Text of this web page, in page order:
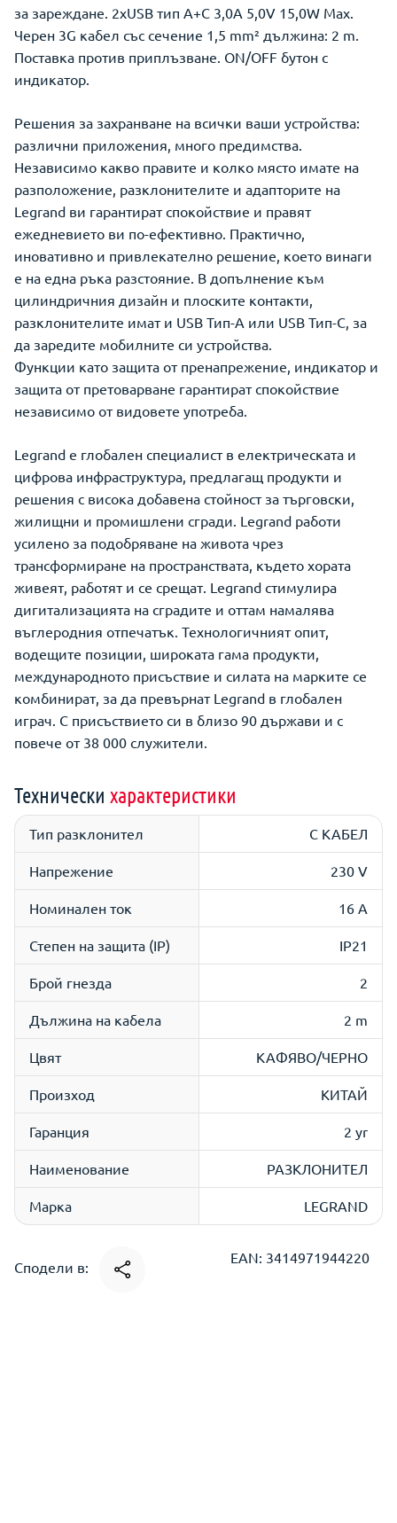
за зареждане. 2xUSB тип A+C 3,0A 5,0V 15,0W Max.
Черен 3G кабел със сечение 1,5 mm² дължина: 2 m.
Поставка против приплъзване. ON/OFF бутон с
индикатор.
Решения за захранване на всички ваши устройства:
различни приложения, много предимства.
Независимо какво правите и колко място имате на
разположение, разклонителите и адапторите на
Legrand ви гарантират спокойствие и правят
ежедневието ви по-ефективно. Практично,
иновативно и привлекателно решение, което винаги
е на една ръка разстояние. В допълнение към
цилиндричния дизайн и плоските контакти,
разклонителите имат и USB Тип-A или USB Тип-C, за
да заредите мобилните си устройства.
Функции като защита от пренапрежение, индикатор и
защита от претоварване гарантират спокойствие
независимо от видовете употреба.
Legrand е глобален специалист в електрическата и
цифрова инфраструктура, предлагащ продукти и
решения с висока добавена стойност за търговски,
жилищни и промишлени сгради. Legrand работи
усилено за подобряване на живота чрез
трансформиране на пространствата, където хората
живеят, работят и се срещат. Legrand стимулира
дигитализацията на сградите и оттам намалява
въглеродния отпечатък. Технологичният опит,
водещите позиции, широката гама продукти,
международното присъствие и силата на марките се
комбинират, за да превърнат Legrand в глобален
играч. С присъствието си в близо 90 държави и с
повече от 38 000 служители.
Технически характеристики
Тип разклонител С КАБЕЛ
Напрежение 230 V
Номинален ток 16 A
Степен на защита (IP) IP21
Брой гнезда 2
Дължина на кабела 2 m
Цвят КАФЯВО/ЧЕРНО
Произход КИТАЙ
Гаранция 2 yr
Наименование РАЗКЛОНИТЕЛ
Марка LEGRAND
Сподели в:
EAN: 3414971944220